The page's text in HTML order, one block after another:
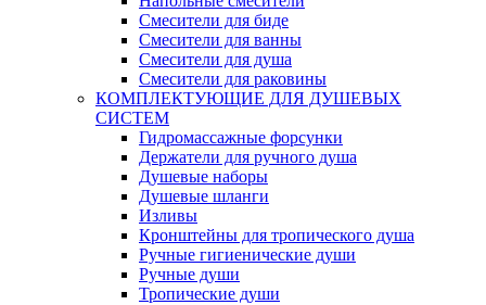
Смесители для биде
Смесители для ванны
Смесители для душа
Смесители для раковины
КОМПЛЕКТУЮЩИЕ ДЛЯ ДУШЕВЫХ
СИСТЕМ
Гидромассажные форсунки
Держатели для ручного душа
Душевые наборы
Душевые шланги
Изливы
Кронштейны для тропического душа
Ручные гигиенические души
Ручные души
Тропические души